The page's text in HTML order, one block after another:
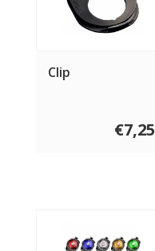
Clip
€7,25